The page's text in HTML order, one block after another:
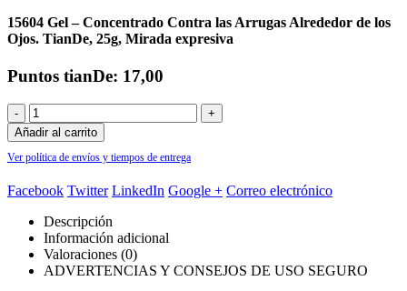
15604 Gel – Concentrado Contra las Arrugas Alrededor de los
Ojos. TianDe, 25g, Mirada expresiva
Puntos tianDe: 17,00
-
+
Añadir al carrito
Ver política de envíos y tiempos de entrega
Facebook Twitter LinkedIn Google + Correo electrónico
Descripción
Información adicional
Valoraciones (0)
ADVERTENCIAS Y CONSEJOS DE USO SEGURO